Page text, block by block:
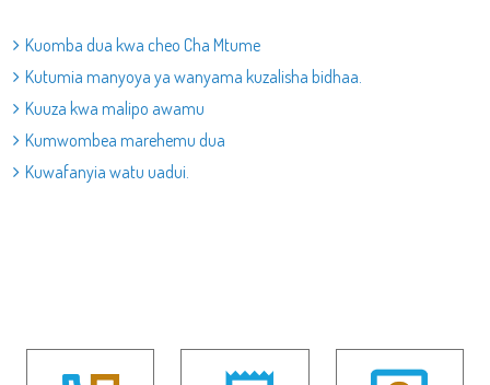
Kuomba dua kwa cheo Cha Mtume
Kutumia manyoya ya wanyama kuzalisha bidhaa.
Kuuza kwa malipo awamu
Kumwombea marehemu dua
Kuwafanyia watu uadui.